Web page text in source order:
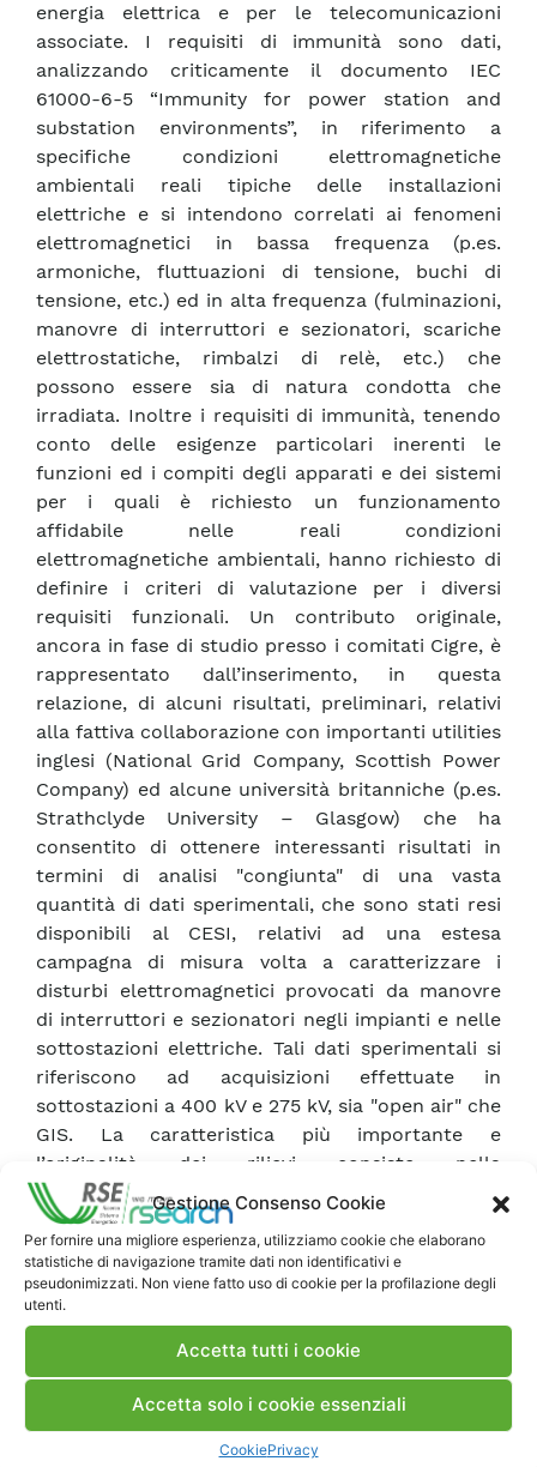
Gestione Consenso Cookie
Per fornire una migliore esperienza, utilizziamo cookie che elaborano
statistiche di navigazione tramite dati non identificativi e
pseudonimizzati. Non viene fatto uso di cookie per la profilazione degli
utenti.
Accetta tutti i cookie
Accetta solo i cookie essenziali
CookiePrivacy
energia elettrica e per le telecomunicazioni
associate. I requisiti di immunità sono dati,
analizzando criticamente il documento IEC
61000-6-5 “Immunity for power station and
substation environments”, in riferimento a
specifiche condizioni elettromagnetiche
ambientali reali tipiche delle installazioni
elettriche e si intendono correlati ai fenomeni
elettromagnetici in bassa frequenza (p.es.
armoniche, fluttuazioni di tensione, buchi di
tensione, etc.) ed in alta frequenza (fulminazioni,
manovre di interruttori e sezionatori, scariche
elettrostatiche, rimbalzi di relè, etc.) che
possono essere sia di natura condotta che
irradiata. Inoltre i requisiti di immunità, tenendo
conto delle esigenze particolari inerenti le
funzioni ed i compiti degli apparati e dei sistemi
per i quali è richiesto un funzionamento
affidabile nelle reali condizioni
elettromagnetiche ambientali, hanno richiesto di
definire i criteri di valutazione per i diversi
requisiti funzionali. Un contributo originale,
ancora in fase di studio presso i comitati Cigre, è
rappresentato dall’inserimento, in questa
relazione, di alcuni risultati, preliminari, relativi
alla fattiva collaborazione con importanti utilities
inglesi (National Grid Company, Scottish Power
Company) ed alcune università britanniche (p.es.
Strathclyde University – Glasgow) che ha
consentito di ottenere interessanti risultati in
termini di analisi "congiunta" di una vasta
quantità di dati sperimentali, che sono stati resi
disponibili al CESI, relativi ad una estesa
campagna di misura volta a caratterizzare i
disturbi elettromagnetici provocati da manovre
di interruttori e sezionatori negli impianti e nelle
sottostazioni elettriche. Tali dati sperimentali si
riferiscono ad acquisizioni effettuate in
sottostazioni a 400 kV e 275 kV, sia "open air" che
GIS. La caratteristica più importante e
l’originalità dei rilievi consiste nella
contemporanea acquisizione di campi elettrici e
magnetici in vicinanza di interruttori e
sezionatori in manovra e delle correnti e tensioni
sui circuiti CT, VT e sulla bobina di eccitazione.
Ciò grazie ad una vasta strumentazione ben
universitarie inglesi) connessa in fibra ottica con i
sistemi di acquisizione e di analisi dei dati.
compatibilità elettromagnetica dei sistemi di